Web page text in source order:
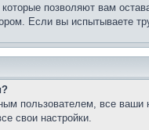
позволяют вам
Если вы испытываете
пользователем, все
свои настройки.